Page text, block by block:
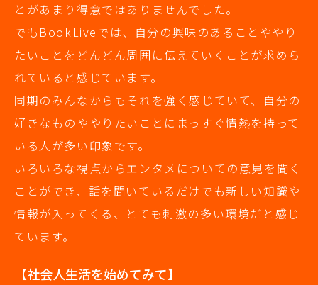
とがあまり得意ではありませんでした。
でもBookLiveでは、自分の興味のあることややり
たいことをどんどん周囲に伝えていくことが求めら
れていると感じています。
同期のみんなからもそれを強く感じていて、自分の
好きなものややりたいことにまっすぐ情熱を持って
いる人が多い印象です。
いろいろな視点からエンタメについての意見を聞く
ことができ、話を聞いているだけでも新しい知識や
情報が入ってくる、とても刺激の多い環境だと感じ
ています。
【社会人生活を始めてみて】